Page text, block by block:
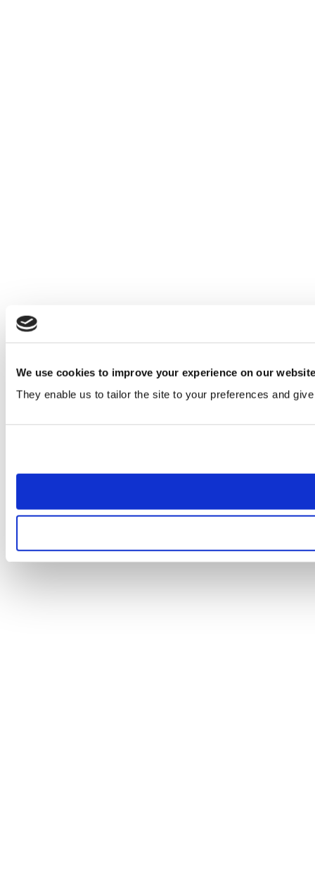
We use cookies to improve your experience on our website
They enable us to tailor the site to your preferences and